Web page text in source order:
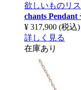
欲しいものリ
chants Pendant
¥ 317,900 (税込)
詳しく見る
在庫あり